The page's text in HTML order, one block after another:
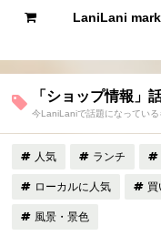
LaniLani
「ショップ情報」
今LaniLaniで話題になっている
人気 ランチ
ローカルに人気 買
風景・景色